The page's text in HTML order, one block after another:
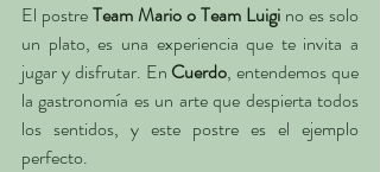
El postre Team Mario o Team Luigi no es solo
un plato, es una experiencia que te invita a
jugar y disfrutar. En Cuerdo, entendemos que
la gastronomía es un arte que despierta todos
los sentidos, y este postre es el ejemplo
perfecto.